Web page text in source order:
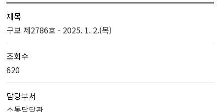
제목
구보 제2786호 - 2025. 1. 2.(목)
조회수
620
담당부서
소통담당관